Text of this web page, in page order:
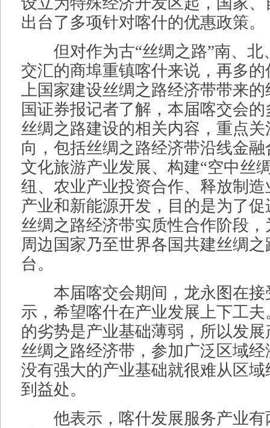
出台了多项针对喀什的优惠政策。
但对作为古“丝绸之路”南、北
交汇的商埠重镇喀什来说，再多
上国家建设丝绸之路经济带带来
国证券报记者了解，本届喀交会
丝绸之路建设的相关内容，重点
向，包括丝绸之路经济带沿线金
文化旅游产业发展、构建“空中丝
纽、农业产业投资合作、释放制
产业和新能源开发，目的是为了
丝绸之路经济带实质性合作阶段
周边国家乃至世界各国共建丝绸
台。
本届喀交会期间，龙永图在接
示，希望喀什在产业发展上下工
的劣势是产业基础薄弱，所以发
丝绸之路经济带，参加广泛区域
没有强大的产业基础就很难从区
到益处。
他表示，喀什发展服务产业有